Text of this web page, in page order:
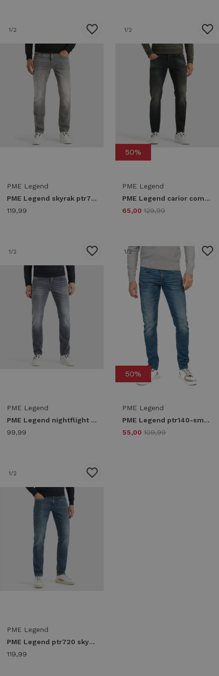
1/2
PME Legend
PME Legend skyrak ptr720-tsg Regular fit true stone grey
119,99
1/2
50%
PME Legend
PME Legend carior comfort denim dark ptr450-cdd Tapered fit cdd
65,00 129,99
1/2
PME Legend
PME Legend nightflight ptr120-igb Regular fit igb
99,99
1/2
50%
PME Legend
PME Legend ptr140-smb tailwheel soft mid blue Slim fit smb - smb
55,00 109,99
1/2
PME Legend
PME Legend ptr720 skyrak Regular fit hmb
119,99